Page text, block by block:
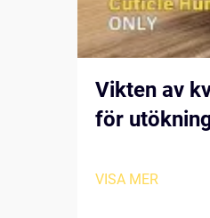
Vikten av
för
VISA MER